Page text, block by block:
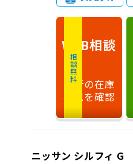
相談無料
WEB相談
最新の在庫
状況を確認
ニッサン シルフィ G